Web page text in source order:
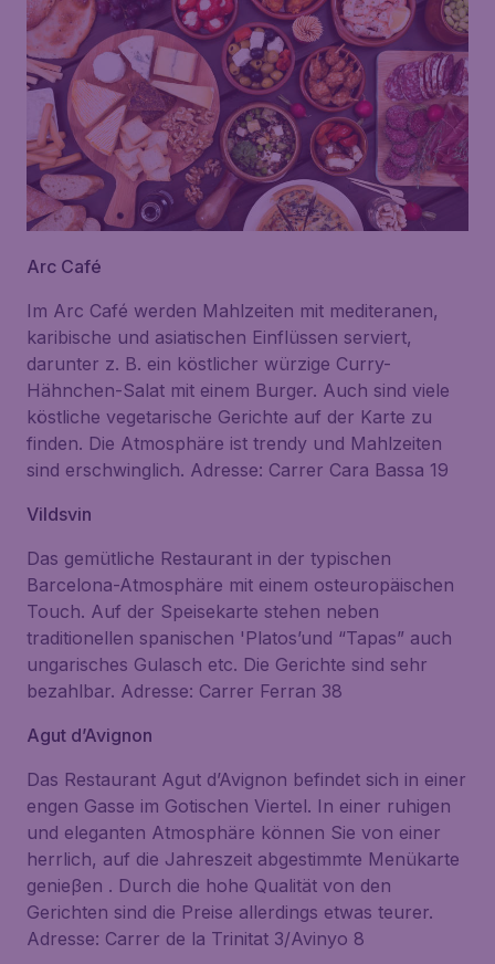
Arc Café
Im Arc Café werden Mahlzeiten mit mediteranen,
karibische und asiatischen Einflüssen serviert,
darunter z. B. ein köstlicher würzige Curry-
Hähnchen-Salat mit einem Burger. Auch sind viele
köstliche vegetarische Gerichte auf der Karte zu
finden. Die Atmosphäre ist trendy und Mahlzeiten
sind erschwinglich. Adresse: Carrer Cara Bassa 19
Vildsvin
Das gemütliche Restaurant in der typischen
Barcelona-Atmosphäre mit einem osteuropäischen
Touch. Auf der Speisekarte stehen neben
traditionellen spanischen 'Platos’und “Tapas” auch
ungarisches Gulasch etc. Die Gerichte sind sehr
bezahlbar. Adresse: Carrer Ferran 38
Agut d’Avignon
Das Restaurant Agut d’Avignon befindet sich in einer
engen Gasse im Gotischen Viertel. In einer ruhigen
und eleganten Atmosphäre können Sie von einer
herrlich, auf die Jahreszeit abgestimmte Menükarte
genieβen . Durch die hohe Qualität von den
Gerichten sind die Preise allerdings etwas teurer.
Adresse: Carrer de la Trinitat 3/Avinyo 8